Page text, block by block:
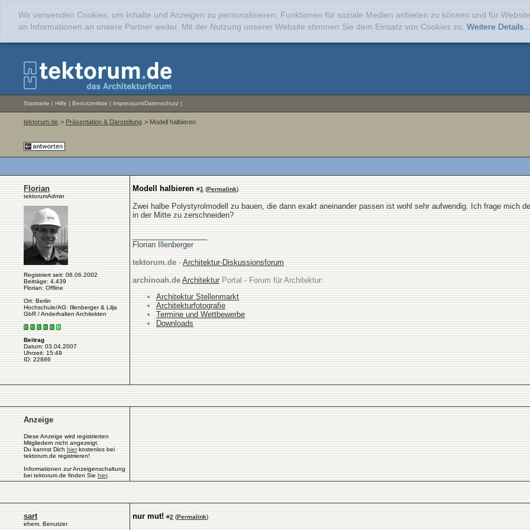
Wir verwenden Cookies, um Inhalte und Anzeigen zu personalisieren, Funktionen für soziale Medien anbieten zu können und für
an Informationen an unsere Partner weiter. Mit der Nutzung unserer Website stimmen Sie dem Einsatz von Cookies zu. Weitere Details...
Startseite | Hilfe | Benutzerliste | Impressum/Datenschutz |
tektorum.de > Präsentation & Darstellung > Modell halbieren
Florian
tektorumAdmin
Registriert seit: 06.06.2002
Beiträge: 4.439
Florian: Offline
Ort: Berlin
Hochschule/AG: Illenberger & Lilja
GbR / Anderhalten Architekten
Beitrag
Datum: 03.04.2007
Uhrzeit: 15:49
ID: 22886
Modell halbieren #1 (Permalink)
Zwei halbe Polystyrolmodell zu bauen, die dann exakt aneinander passen ist wohl sehr aufwendig. Ich frage mich
in der Mitte zu zerschneiden?
Florian Illenberger
tektorum.de - Architektur-Diskussionsforum
archinoah.de ArchitekturPortal - Forum für Architektur:
Architektur Stellenmarkt
Architekturfotografie
Termine und Wettbewerbe
Downloads
Anzeige
Diese Anzeige wird registrierten
Mitgliedern nicht angezeigt.
Du kannst Dich hierkostenlos bei
tektorum.de registrieren!
Informationen zur Anzeigenschaltung
bei tektorum.de finden Sie hier.
sart
ehem. Benutzer
nur mut! #2 (Permalink)